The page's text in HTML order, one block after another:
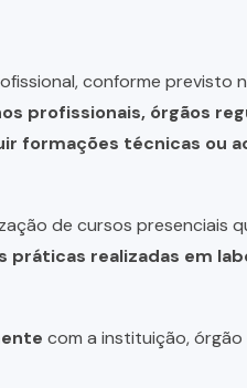
conforme previsto
profissionais, órgãos
formações técnicas ou
de cursos presenciais
práticas realizadas em
com a instituição,